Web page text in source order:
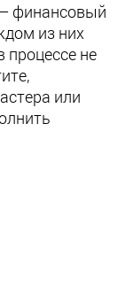
финансовый
из них
процессе не
или